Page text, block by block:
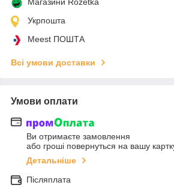
Укрпошта
Meest ПОШТА
Всі умови доставки
Умови оплати
Ви отримаєте замовлення
або гроші повернуться на вашу
Детальніше
Післяплата